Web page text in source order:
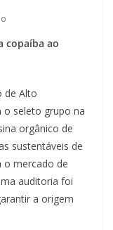
copaíba ao
de Alto
o seleto grupo na
orgânico de
sustentáveis de
o mercado de
auditoria foi
a origem